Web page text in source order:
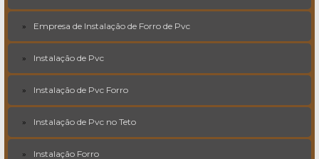
Empresa de Instalação de Forro de Pvc
Instalação de Pvc
Instalação de Pvc Forro
Instalação de Pvc no Teto
Instalação Forro